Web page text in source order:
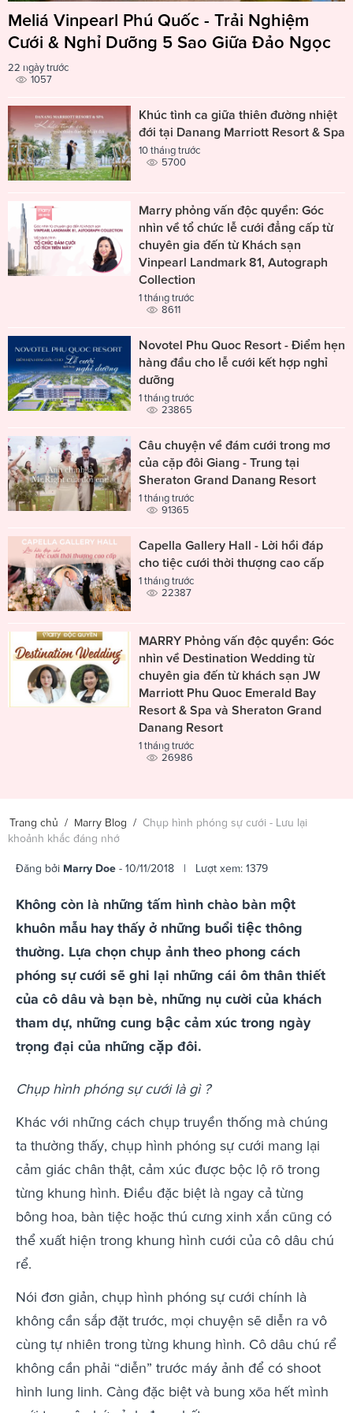
Meliá Vinpearl Phú Quốc - Trải Nghiệm
Cưới & Nghỉ Dưỡng 5 Sao Giữa Đảo Ngọc
22 ngày trước
1057
Khúc tình ca giữa thiên đường nhiệt
đới tại Danang Marriott Resort & Spa
10 tháng trước
5700
Marry phỏng vấn độc quyền: Góc
nhìn về tổ chức lễ cưới đẳng cấp từ
chuyên gia đến từ Khách sạn
Vinpearl Landmark 81, Autograph
Collection
1 tháng trước
8611
Novotel Phu Quoc Resort - Điểm hẹn
hàng đầu cho lễ cưới kết hợp nghỉ
dưỡng
1 tháng trước
23865
Câu chuyện về đám cưới trong mơ
của cặp đôi Giang - Trung tại
Sheraton Grand Danang Resort
1 tháng trước
91365
Capella Gallery Hall - Lời hồi đáp
cho tiệc cưới thời thượng cao cấp
1 tháng trước
22387
MARRY Phỏng vấn độc quyền: Góc
nhìn về Destination Wedding từ
chuyên gia đến từ khách sạn JW
Marriott Phu Quoc Emerald Bay
Resort & Spa và Sheraton Grand
Danang Resort
1 tháng trước
26986
Trang chủ / Marry Blog / Chụp hình phóng sự cưới - Lưu lại
khoảnh khắc đáng nhớ
Đăng bởi Marry Doe - 10/11/2018 | Lượt xem: 1379
Không còn là những tấm hình chào bàn một
khuôn mẫu hay thấy ở những buổi tiệc thông
thường. Lựa chọn chụp ảnh theo phong cách
phóng sự cưới sẽ ghi lại những cái ôm thân thiết
của cô dâu và bạn bè, những nụ cười của khách
tham dự, những cung bậc cảm xúc trong ngày
trọng đại của những cặp đôi.
Chụp hình phóng sự cưới là gì ?
Khác với những cách chụp truyền thống mà chúng
ta thường thấy, chụp hình phóng sự cưới mang lại
cảm giác chân thật, cảm xúc được bộc lộ rõ trong
từng khung hình. Điều đặc biệt là ngay cả từng
bông hoa, bàn tiệc hoặc thú cưng xinh xắn cũng có
thể xuất hiện trong khung hình cưới của cô dâu chú
rể.
Nói đơn giản, chụp hình phóng sự cưới chính là
không cần sắp đặt trước, mọi chuyện sẽ diễn ra vô
cùng tự nhiên trong từng khung hình. Cô dâu chú rể
không cần phải “diễn” trước máy ảnh để có shoot
hình lung linh. Càng đặc biệt và bung xõa hết mình